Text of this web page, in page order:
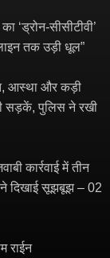
‘ड्रोन-सीसीटीवी’
तक उड़ी धूल”
आस्था और कड़ी
सड़कें, पुलिस ने रखी
कार्रवाई में तीन
ने दिखाई सूझबूझ – 02
राईन